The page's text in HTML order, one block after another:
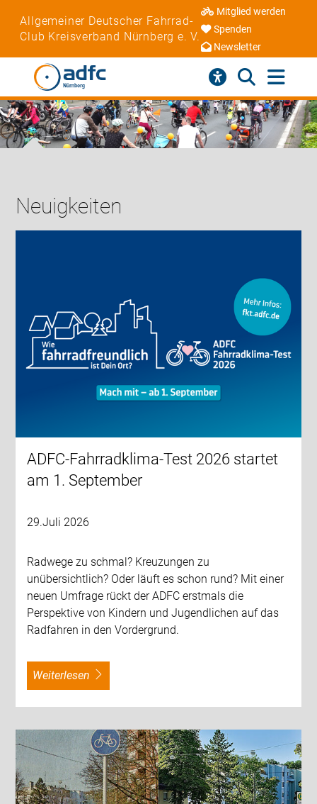
Allgemeiner Deutscher Fahrrad-
Club Kreisverband Nürnberg e. V.
Mitglied werden
Spenden
Newsletter
Neuigkeiten
ADFC-Fahrradklima-Test 2026 startet
am 1. September
29.Juli 2026
Radwege zu schmal? Kreuzungen zu
unübersichtlich? Oder läuft es schon rund? Mit einer
neuen Umfrage rückt der ADFC erstmals die
Perspektive von Kindern und Jugendlichen auf das
Radfahren in den Vordergrund.
weiterlesen